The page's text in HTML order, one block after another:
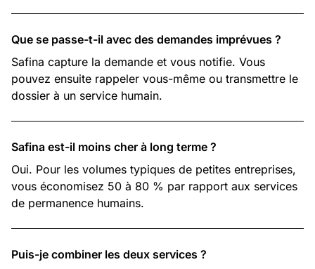
Que se passe-t-il avec des demandes imprévues ?
Safina capture la demande et vous notifie. Vous
pouvez ensuite rappeler vous-même ou transmettre le
dossier à un service humain.
Safina est-il moins cher à long terme ?
Oui. Pour les volumes typiques de petites entreprises,
vous économisez 50 à 80 % par rapport aux services
de permanence humains.
Puis-je combiner les deux services ?